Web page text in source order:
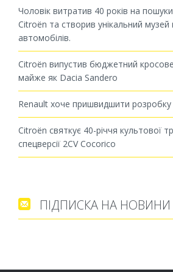
Чоловік витратив 40 років на
Citroën та створив унікальний музей
автомобілів.
Citroën випустив бюджетний
майже як Dacia Sandero
Renault хоче пришвидшити розробку
Citroën святкує 40-річчя культової
спецверсії 2CV Cocorico
 ПІДПИСКА НА НОВИНИ